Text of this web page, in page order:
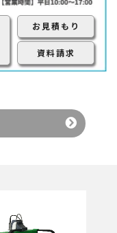
お見積もり
資料請求